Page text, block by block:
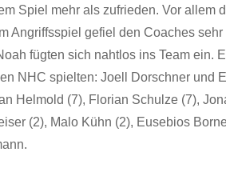
Spiel mehr als zufrieden. Vor allem
Angriffsspiel gefiel den Coaches
fügten sich nahtlos ins Team ein.
NHC spielten: Joell Dorschner und
Helmold (7), Florian Schulze (7),
(2), Malo Kühn (2), Eusebios